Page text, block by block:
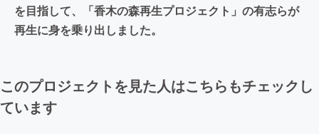
を目指して、「香木の森再生プロジェクト」の​有志らが
再生に身を乗り出しました。
このプロジェクトを見た人はこちらもチェックし
ています